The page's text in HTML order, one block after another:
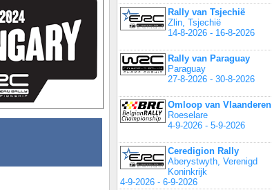
Rally van Tsjechië
Zlin, Tsjechië
14-8-2026 - 16-8-2026
Rally van Paraguay
Paraguay
27-8-2026 - 30-8-2026
Omloop van Vlaanderen
Roeselare
4-9-2026 - 5-9-2026
Ceredigion Rally
Aberystwyth, Verenigd
Koninkrijk
4-9-2026 - 6-9-2026